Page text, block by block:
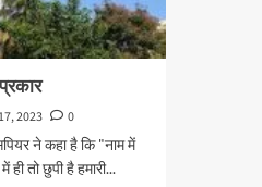
2023
0
ने कहा है कि "नाम में
ही तो छुपी है हमारी...